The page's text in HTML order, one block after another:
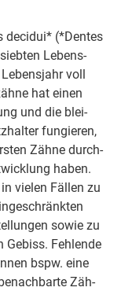
de­ci­dui* (*Den­tes
Le­bens­
voll
hat ei­nen
und die blei­
fun­gie­ren,
Zäh­ne durch­
ha­ben.
vie­len Fäl­len zu
so­wie zu
Ge­biss. Fehl­en­de
bspw. ei­ne
Zäh­